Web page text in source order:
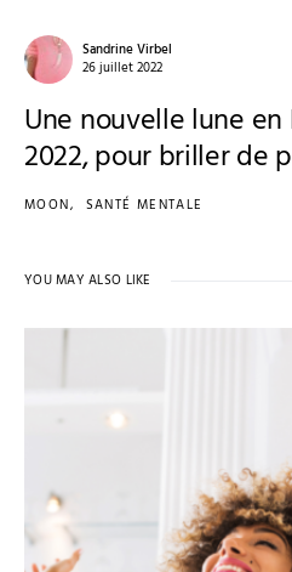
Sandrine Virbel
26 juillet 2022
Une nouvelle lune
2022, pour briller de
MOON SANTÉ MENTALE
YOU MAY ALSO LIKE